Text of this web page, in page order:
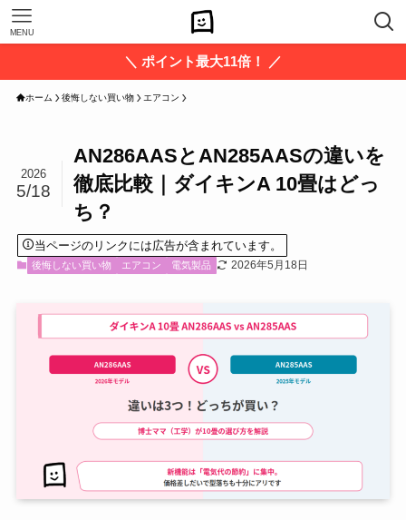
MENU
＼ ポイント最大11倍！ ／
ホーム 後悔しない買い物 エアコン
AN286AASとAN285AASの違いを
徹底比較｜ダイキンA 10畳はどっ
ち？
2026
5/18
当ページのリンクには広告が含まれています。
後悔しない買い物 エアコン 電気製品 2026年5月18日